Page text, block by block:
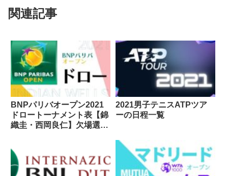
関連記事
BNPパリバオープン2021
ドロートーナメント表【錦
織圭・西岡良仁】欠場選手
2021男子テニスATPツア
ーの日程一覧